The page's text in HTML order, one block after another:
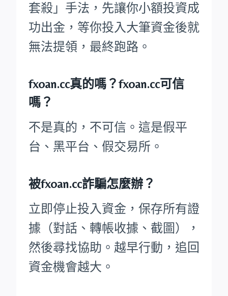
套殺」手法，先讓你小額投資成
功出金，等你投入大筆資金後就
無法提領，最終跑路。
fxoan.cc真的嗎？fxoan.cc可信
嗎？
不是真的，不可信。這是假平
台、黑平台、假交易所。
被fxoan.cc詐騙怎麼辦？
立即停止投入資金，保存所有證
據（對話、轉帳收據、截圖），
然後尋找協助。越早行動，追回
資金機會越大。